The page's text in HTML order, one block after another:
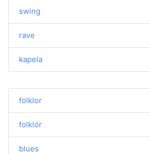
swing
rave
kapela
folklor
folklór
blues